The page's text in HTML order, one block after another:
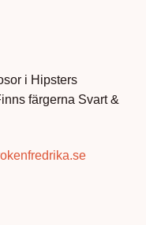
i Hipsters
färgerna Svart &